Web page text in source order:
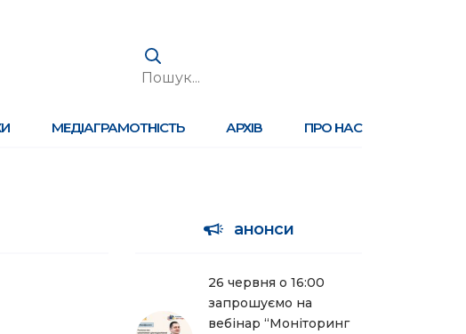
МЕДІАГРАМОТНІСТЬ АРХІВ ПРО НАС
анонси
26 червня о 16:00
запрошуємо на
вебінар “Моніторинг